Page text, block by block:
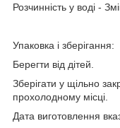
Розчинність у воді -
Упаковка і зберігання:
Берегти від дітей.
Зберігати у щільно
прохолодному місці.
Дата виготовлення